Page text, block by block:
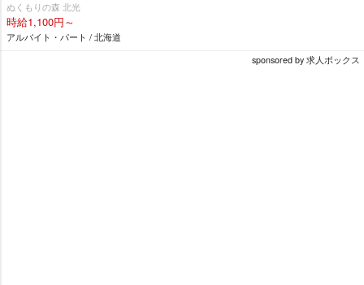
ぬくもりの森 北光
時給1,100円～
アルバイト・パート / 北海道
sponsored by 求人ボックス